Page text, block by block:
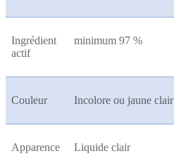
Ingrédient
actif
minimum 97 %
Couleur Incolore ou jaune clair
Apparence Liquide clair